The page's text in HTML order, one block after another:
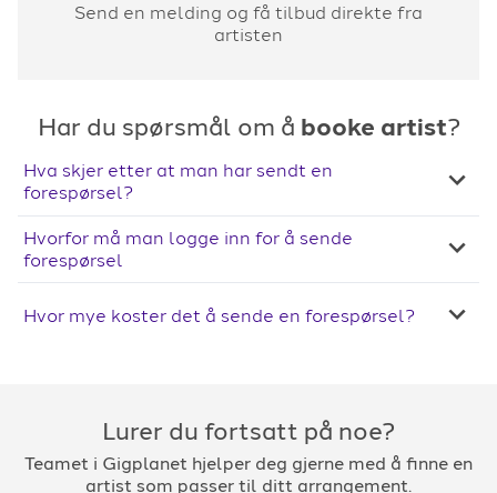
Send en melding og få tilbud direkte fra
artisten
Har du spørsmål om å booke artist?
Hva skjer etter at man har sendt en
forespørsel?
Hvorfor må man logge inn for å sende
forespørsel
Hvor mye koster det å sende en forespørsel?
Lurer du fortsatt på noe?
Teamet i Gigplanet hjelper deg gjerne med å finne en
artist som passer til ditt arrangement.